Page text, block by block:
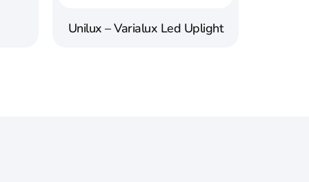
Unilux – Varialux Led Uplight